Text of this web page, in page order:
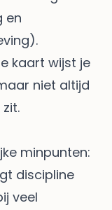
en
).
kaart wijst je
niet altijd
minpunten:
discipline
veel